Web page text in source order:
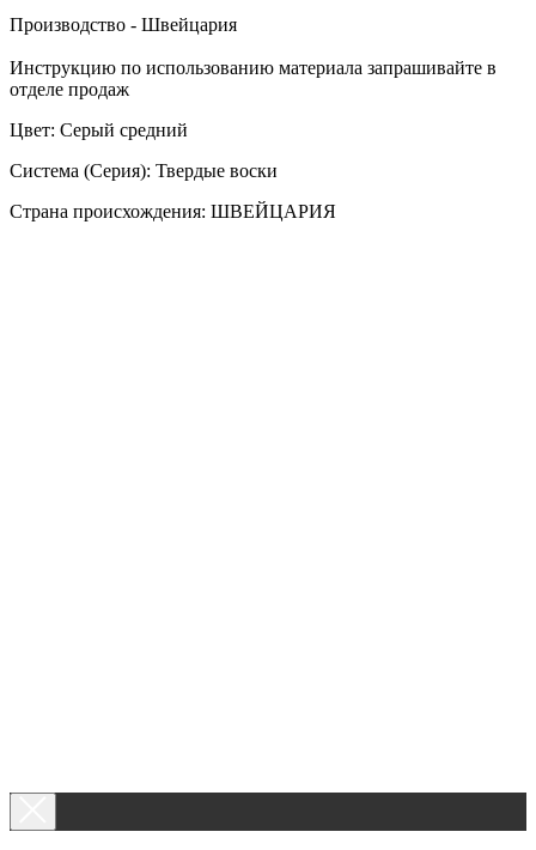
Производство - Швейцария
Инструкцию по использованию материала запрашивайте в
отделе продаж
Цвет: Серый средний
Система (Серия): Твердые воски
Страна происхождения: ШВЕЙЦАРИЯ